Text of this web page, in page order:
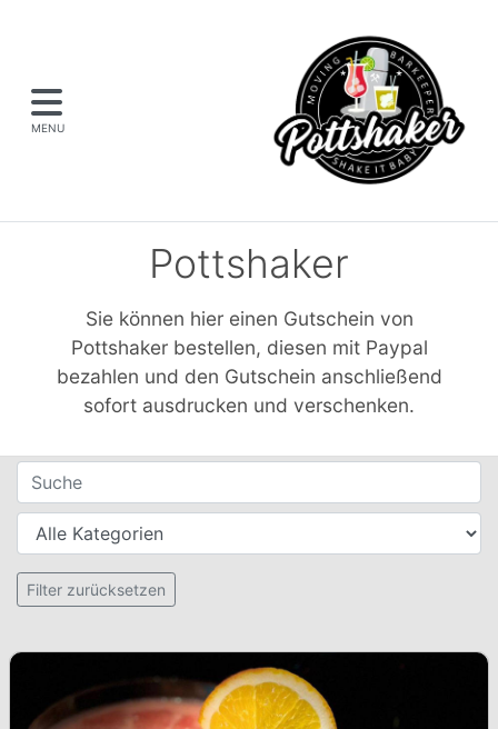
MENU
Pottshaker
Sie können hier einen Gutschein von
Pottshaker bestellen, diesen mit Paypal
bezahlen und den Gutschein anschließend
sofort ausdrucken und verschenken.
Filter für Gutscheine
Suche
Kategorien
Filter zurücksetzen
Setzt alle Filter zurück